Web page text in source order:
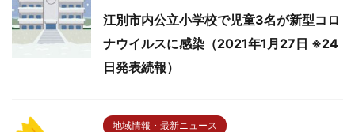
江別市内公立小学校で児童3名が新型コロ
ナウイルスに感染（2021年1月27日 ※24
日発表続報）
地域情報・最新ニュース